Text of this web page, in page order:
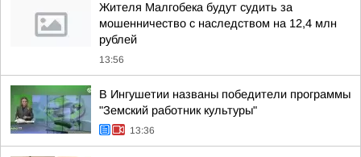
Жителя Малгобека будут судить за
мошенничество с наследством на 12,4 млн
рублей
13:56
В Ингушетии названы победители программы
"Земский работник культуры"
13:36